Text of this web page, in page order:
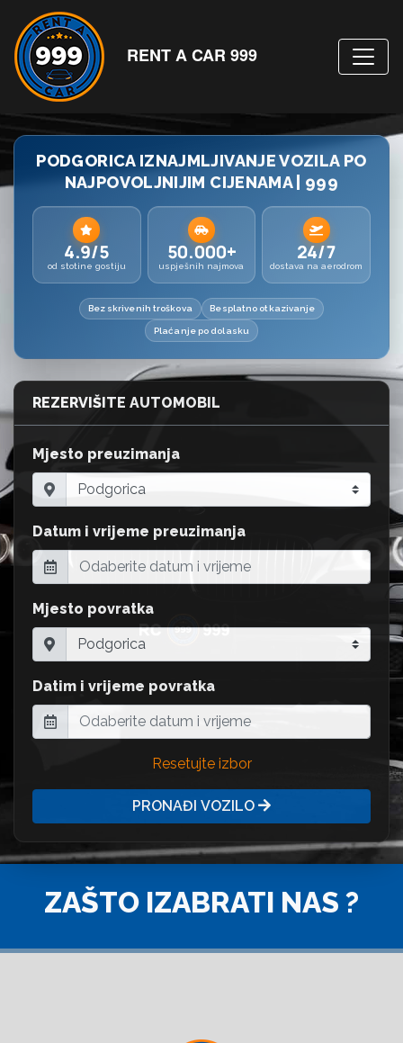
RENT A CAR 999
PODGORICA IZNAJMLJIVANJE VOZILA PO
NAJPOVOLJNIJIM CIJENAMA | 999
4.9/5
od stotine gostiju
50.000+
uspješnih najmova
24/7
dostava na aerodrom
Bez skrivenih troškova Besplatno otkazivanje
Plaćanje po dolasku
REZERVIŠITE AUTOMOBIL
Mjesto preuzimanja
Datum i vrijeme preuzimanja
Mjesto povratka
Datim i vrijeme povratka
Resetujte izbor
PRONAĐI VOZILO
ZAŠTO IZABRATI NAS ?